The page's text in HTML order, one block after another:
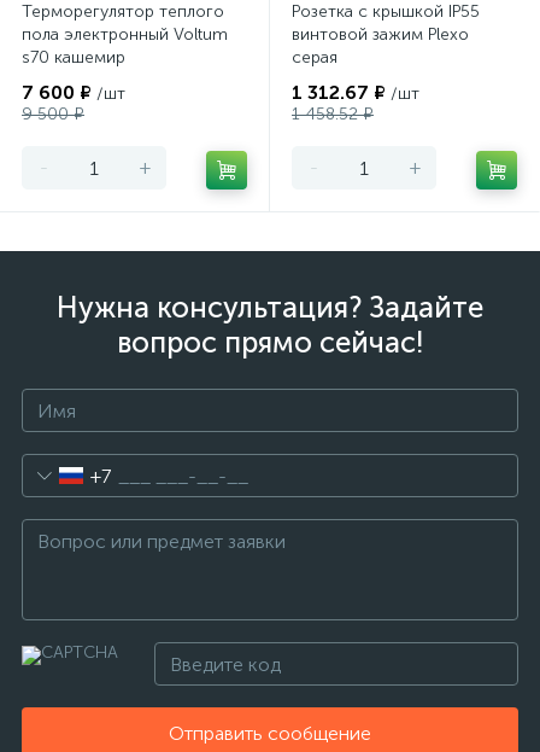
Терморегулятор теплого
пола электронный Voltum
s70 кашемир
7 600 ₽ /шт
9 500 ₽
- +
Розетка с крышкой IP55
винтовой зажим Plexo
серая
1 312.67 ₽ /шт
1 458.52 ₽
- +
Нужна консультация? Задайте
вопрос прямо сейчас!
+7
Отправить сообщение